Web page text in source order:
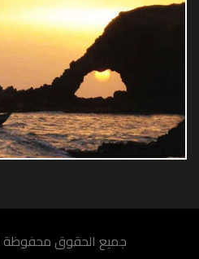
جميع الحقوق محفوظة